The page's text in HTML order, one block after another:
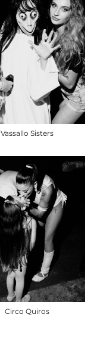
Vassallo Sisters
Circo Quiros